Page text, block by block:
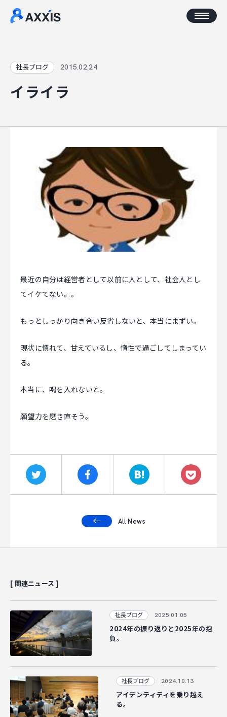
CORPORATE
アクセス
事業コンセプト
SERVICE
AXXISのサービス
NEWS
ニュース
イベント
記事掲載
CAREER
社長ブログ 2015.02.24
イライラ
最近の自分は経営者として以前に人として、社会人とし
てイケてない。。
もっとしっかり向き合い反省しないと、本当にまずい。
現状に慣れて、甘えているし、惰性で過ごしてしまってい
る。
本当に、喝を入れないと。
願望力を磨き直そう。
All News
[ 関連ニュース ]
社長ブログ 2025.01.05
2024年の振り返りと2025年の抱
負。
社長ブログ 2024.10.13
アイデンティティを乗り越え
る。